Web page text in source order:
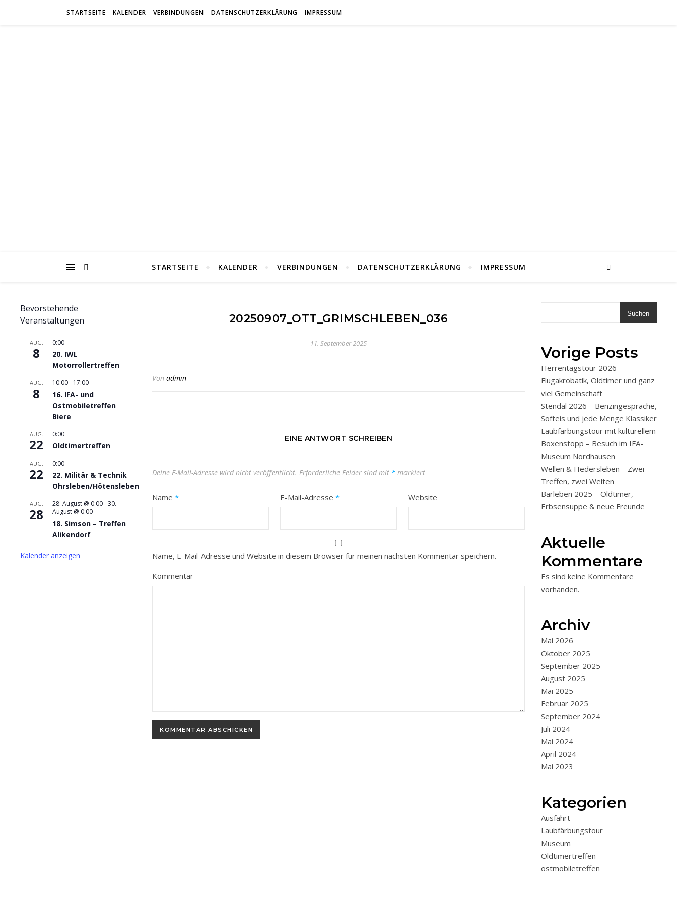
STARTSEITE KALENDER VERBINDUNGEN DATENSCHUTZERKLÄRUNG IMPRESSUM
STARTSEITE KALENDER VERBINDUNGEN DATENSCHUTZERKLÄRUNG IMPRESSUM
Bevorstehende
Veranstaltungen
AUG.
8
0:00
20. IWL
Motorrollertreffen
AUG.
8
10:00- 17:00
16. IFA- und
Ostmobiletreffen
Biere
AUG.
22
0:00
Oldtimertreffen
AUG.
22
0:00
22. Militär & Technik
Ohrsleben/Hötensleben
AUG.
28
28. August @ 0:00-30.
August @ 0:00
18. Simson – Treffen
Alikendorf
Kalender anzeigen
20250907_OTT_GRIMSCHLEBEN_036
11. September 2025
Von admin
EINE ANTWORT SCHREIBEN
Deine E-Mail-Adresse wird nicht veröffentlicht. Erforderliche Felder sind mit * markiert
Name * E-Mail-Adresse * Website
Name, E-Mail-Adresse und Website in diesem Browser für meinen nächsten Kommentar speichern.
Kommentar
Suchen
Vorige Posts
Herrentagstour 2026 –
Flugakrobatik, Oldtimer und ganz
viel Gemeinschaft
Stendal 2026 – Benzingespräche,
Softeis und jede Menge Klassiker
Laubfärbungstour mit kulturellem
Boxenstopp – Besuch im IFA-
Museum Nordhausen
Wellen & Hedersleben – Zwei
Treffen, zwei Welten
Barleben 2025 – Oldtimer,
Erbsensuppe & neue Freunde
Aktuelle
Kommentare
Es sind keine Kommentare
vorhanden.
Archiv
Mai 2026
Oktober 2025
September 2025
August 2025
Mai 2025
Februar 2025
September 2024
Juli 2024
Mai 2024
April 2024
Mai 2023
Kategorien
Ausfahrt
Laubfärbungstour
Museum
Oldtimertreffen
ostmobiletreffen